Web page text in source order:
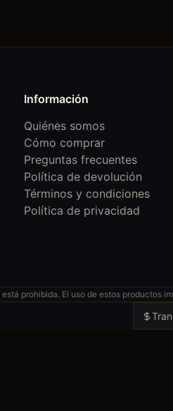
Información
Quiénes somos
Cómo comprar
Preguntas frecuentes
Política de devolución
Términos y condiciones
Política de privacidad
prohibida. El uso de estos productos